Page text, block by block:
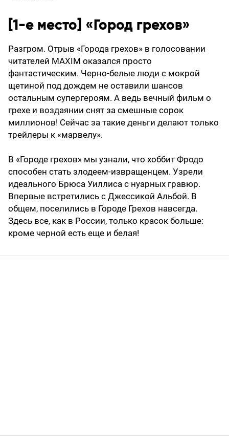
[1-е место] «Город грехов»
Разгром. Отрыв «Города грехов» в голосовании
читателей MAXIM оказался просто
фантастическим. Черно-белые люди с мокрой
щетиной под дождем не оставили шансов
остальным супергероям. А ведь вечный фильм о
грехе и воздаянии снят за смешные сорок
миллионов! Сейчас за такие деньги делают только
трейлеры к «марвелу».
В «Городе грехов» мы узнали, что хоббит Фродо
способен стать злодеем-извращенцем. Узрели
идеального Брюса Уиллиса с нуарных гравюр.
Впервые встретились с Джессикой Альбой. В
общем, поселились в Городе Грехов навсегда.
Здесь все, как в России, только красок больше:
кроме черной есть еще и белая!